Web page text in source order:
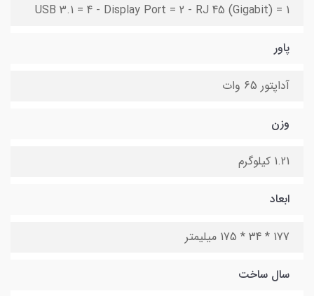
USB 3.1 = 4 - Display Port = 2 - RJ 45 (Gigabit) = 1
پاور
آداپتور 65 وات
وزن
1.21 کیلوگرم
ابعاد
177 * 34 * 175 میلیمتر
سال ساخت